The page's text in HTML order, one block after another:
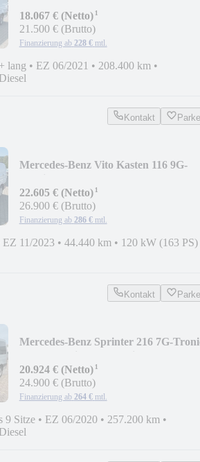
18.067 € (Netto)¹
21.500 € (Brutto)
Finanzierung ab 228 € mtl.
lang • EZ 06/2021 • 208.400 km •
Diesel
Kontakt
Mercedes-Benz Vito Kasten 116 9G-
22.605 € (Netto)¹
26.900 € (Brutto)
Finanzierung ab 286 € mtl.
EZ 11/2023 • 44.440 km • 120 kW (163 PS)
Kontakt
Mercedes-Benz Sprinter 216 7G-
20.924 € (Netto)¹
24.900 € (Brutto)
Finanzierung ab 264 € mtl.
9 Sitze • EZ 06/2020 • 257.200 km •
Diesel